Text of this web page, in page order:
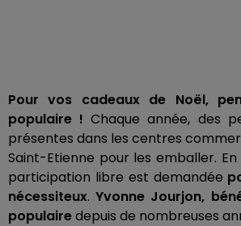
Pour vos cadeaux de Noël,
populaire ! Chaque année, des
présentes dans les centres
Saint-Etienne pour les emballer.
participation libre est demandée
nécessiteux.Yvonne Jourjon,
populairedepuis de nombreuses